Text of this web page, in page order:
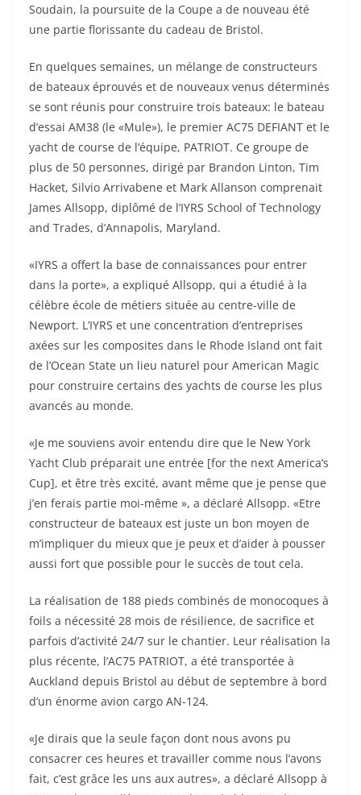
Soudain, la poursuite de la Coupe a de nouveau été
une partie florissante du cadeau de Bristol.
En quelques semaines, un mélange de constructeurs
de bateaux éprouvés et de nouveaux venus déterminés
se sont réunis pour construire trois bateaux: le bateau
d’essai AM38 (le «Mule»), le premier AC75 DEFIANT et le
yacht de course de l’équipe, PATRIOT. Ce groupe de
plus de 50 personnes, dirigé par Brandon Linton, Tim
Hacket, Silvio Arrivabene et Mark Allanson comprenait
James Allsopp, diplômé de l’IYRS School of Technology
and Trades, d’Annapolis, Maryland.
«IYRS a offert la base de connaissances pour entrer
dans la porte», a expliqué Allsopp, qui a étudié à la
célèbre école de métiers située au centre-ville de
Newport. L’IYRS et une concentration d’entreprises
axées sur les composites dans le Rhode Island ont fait
de l’Ocean State un lieu naturel pour American Magic
pour construire certains des yachts de course les plus
avancés au monde.
«Je me souviens avoir entendu dire que le New York
Yacht Club préparait une entrée [for the next America’s
Cup], et être très excité, avant même que je pense que
j’en ferais partie moi-même », a déclaré Allsopp. «Etre
constructeur de bateaux est juste un bon moyen de
m’impliquer du mieux que je peux et d’aider à pousser
aussi fort que possible pour le succès de tout cela.
La réalisation de 188 pieds combinés de monocoques à
foils a nécessité 28 mois de résilience, de sacrifice et
parfois d’activité 24/7 sur le chantier. Leur réalisation la
plus récente, l’AC75 PATRIOT, a été transportée à
Auckland depuis Bristol au début de septembre à bord
d’un énorme avion cargo AN-124.
«Je dirais que la seule façon dont nous avons pu
consacrer ces heures et travailler comme nous l’avons
fait, c’est grâce les uns aux autres», a déclaré Allsopp à